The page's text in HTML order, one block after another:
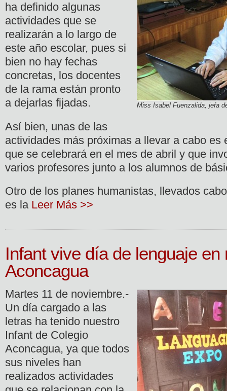
Miss Isabel Fuenzalida, jefa
ha definido algunas
actividades que se
realizarán a lo largo de
este año escolar, pues si
bien no hay fechas
concretas, los docentes
de la rama están pronto
a dejarlas fijadas.
Así bien, unas de las
actividades más próximas a llevar a cabo es
que se celebrará en el mes de abril y que
varios profesores junto a los alumnos de
Otro de los planes humanistas, llevados
es la Leer Más >>
Infant vive día de lenguaje en
Aconcagua
Martes 11 de noviembre.-
Un día cargado a las
letras ha tenido nuestro
Infant de Colegio
Aconcagua, ya que todos
sus niveles han
realizados actividades